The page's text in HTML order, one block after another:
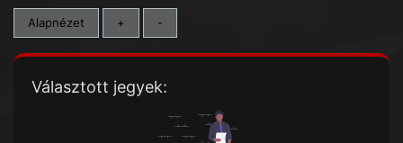
Alapnézet + -
Választott jegyek: